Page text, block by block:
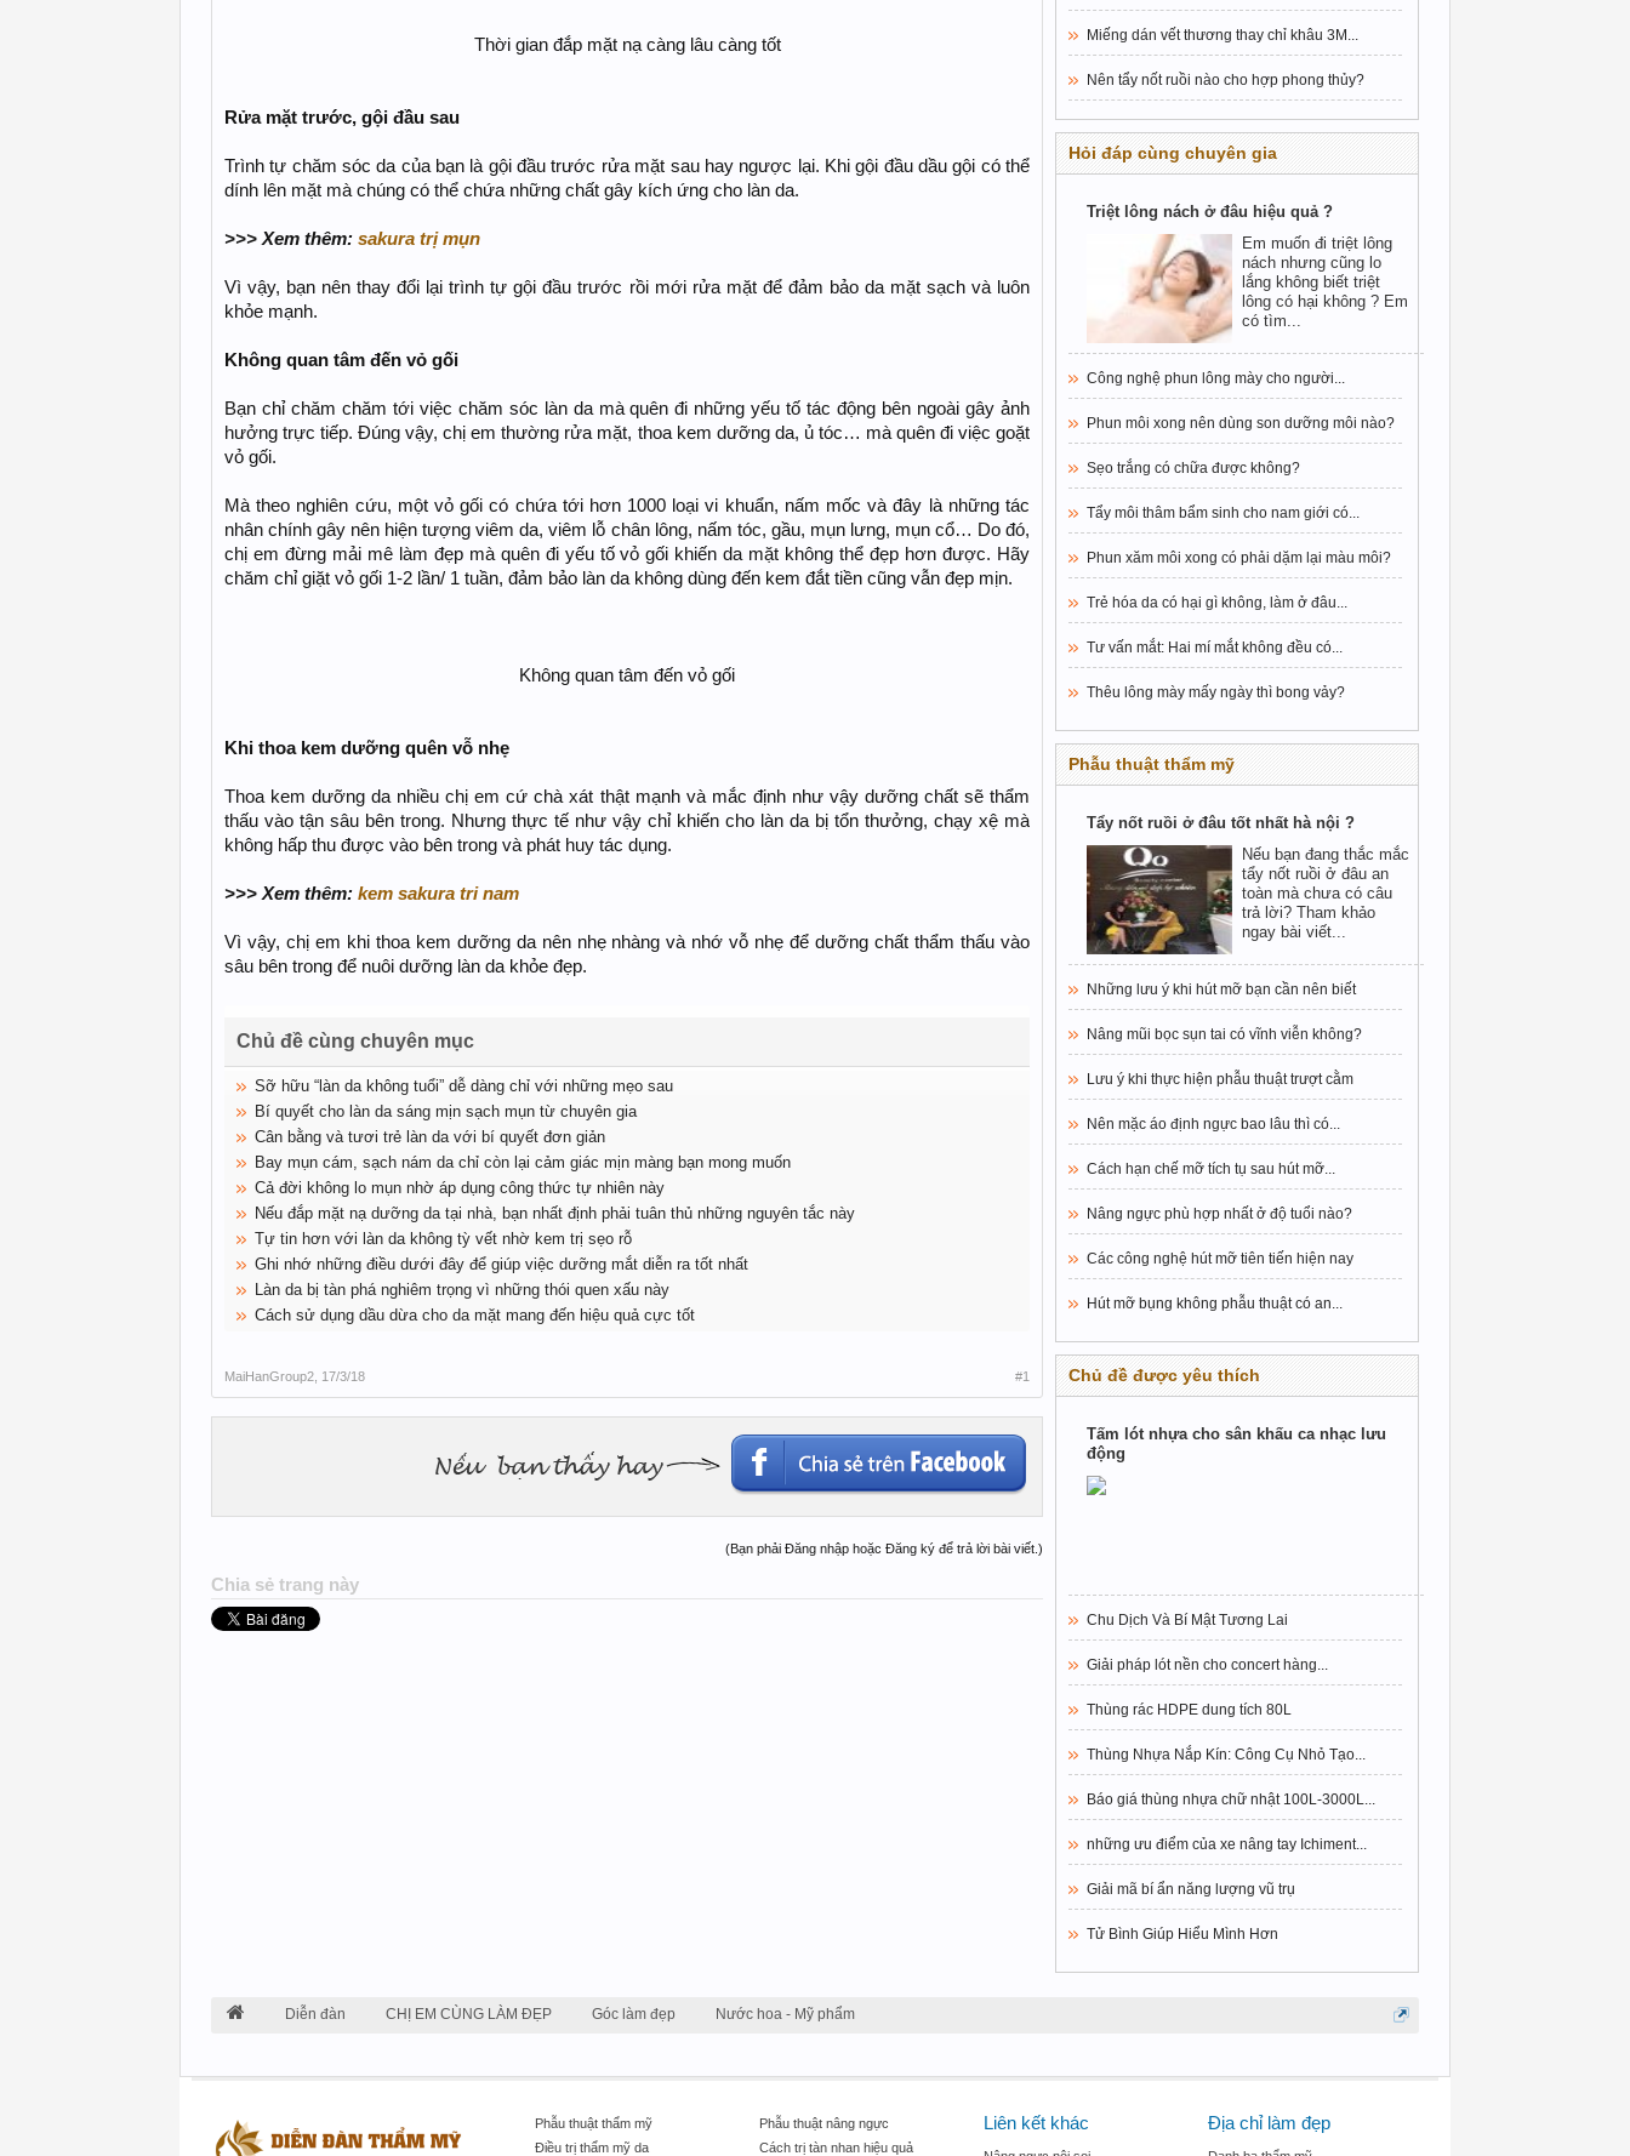
Thời gian đắp mặt nạ càng lâu càng tốt​
Rửa mặt trước, gội đầu sau
Trình tự chăm sóc da của bạn là gội đầu trước rửa mặt sau hay ngược lại. Khi gội đầu dầu gội có thể
dính lên mặt mà chúng có thể chứa những chất gây kích ứng cho làn da.
>>> Xem thêm: sakura trị mụn
Vì vậy, bạn nên thay đổi lại trình tự gội đầu trước rồi mới rửa mặt để đảm bảo da mặt sạch và luôn
khỏe mạnh.
Không quan tâm đến vỏ gối
Bạn chỉ chăm chăm tới việc chăm sóc làn da mà quên đi những yếu tố tác động bên ngoài gây ảnh
hưởng trực tiếp. Đúng vậy, chị em thường rửa mặt, thoa kem dưỡng da, ủ tóc… mà quên đi việc goặt
vỏ gối.
Mà theo nghiên cứu, một vỏ gối có chứa tới hơn 1000 loại vi khuẩn, nấm mốc và đây là những tác
nhân chính gây nên hiện tượng viêm da, viêm lỗ chân lông, nấm tóc, gầu, mụn lưng, mụn cổ… Do đó,
chị em đừng mải mê làm đẹp mà quên đi yếu tố vỏ gối khiến da mặt không thể đẹp hơn được. Hãy
chăm chỉ giặt vỏ gối 1-2 lần/ 1 tuần, đảm bảo làn da không dùng đến kem đắt tiền cũng vẫn đẹp mịn.
Không quan tâm đến vỏ gối​
Khi thoa kem dưỡng quên vỗ nhẹ
Thoa kem dưỡng da nhiều chị em cứ chà xát thật mạnh và mắc định như vậy dưỡng chất sẽ thẩm
thấu vào tận sâu bên trong. Nhưng thực tế như vậy chỉ khiến cho làn da bị tổn thưởng, chạy xệ mà
không hấp thu được vào bên trong và phát huy tác dụng.
>>> Xem thêm: kem sakura tri nam
Vì vậy, chị em khi thoa kem dưỡng da nên nhẹ nhàng và nhớ vỗ nhẹ để dưỡng chất thẩm thấu vào
sâu bên trong để nuôi dưỡng làn da khỏe đẹp.
Chủ đề cùng chuyên mục
Sỡ hữu “làn da không tuổi” dễ dàng chỉ với những mẹo sau
Bí quyết cho làn da sáng mịn sạch mụn từ chuyên gia
Cân bằng và tươi trẻ làn da với bí quyết đơn giản
Bay mụn cám, sạch nám da chỉ còn lại cảm giác mịn màng bạn mong muốn
Cả đời không lo mụn nhờ áp dụng công thức tự nhiên này
Nếu đắp mặt nạ dưỡng da tại nhà, bạn nhất định phải tuân thủ những nguyên tắc này
Tự tin hơn với làn da không tỳ vết nhờ kem trị sẹo rỗ
Ghi nhớ những điều dưới đây để giúp việc dưỡng mắt diễn ra tốt nhất
Làn da bị tàn phá nghiêm trọng vì những thói quen xấu này
Cách sử dụng dầu dừa cho da mặt mang đến hiệu quả cực tốt
MaiHanGroup2 17/3/18 #1
(Bạn phải Đăng nhập hoặc Đăng ký để trả lời bài viết.)
Chia sẻ trang này
Miếng dán vết thương thay chỉ khâu 3M...
Nên tẩy nốt ruồi nào cho hợp phong thủy?
Hỏi đáp cùng chuyên gia
Triệt lông nách ở đâu hiệu quả ?
Em muốn đi triệt lông
nách nhưng cũng lo
lắng không biết triệt
lông có hại không ? Em
có tìm...
Công nghệ phun lông mày cho người...
Phun môi xong nên dùng son dưỡng môi nào?
Sẹo trắng có chữa được không?
Tẩy môi thâm bẩm sinh cho nam giới có...
Phun xăm môi xong có phải dặm lại màu môi?
Trẻ hóa da có hại gì không, làm ở đâu...
Tư vấn mắt: Hai mí mắt không đều có...
Thêu lông mày mấy ngày thì bong vảy?
Phẫu thuật thẩm mỹ
Tẩy nốt ruồi ở đâu tốt nhất hà nội ?
Nếu bạn đang thắc mắc
tẩy nốt ruồi ở đâu an
toàn mà chưa có câu
trả lời? Tham khảo
ngay bài viết...
Những lưu ý khi hút mỡ bạn cần nên biết
Nâng mũi bọc sụn tai có vĩnh viễn không?
Lưu ý khi thực hiện phẫu thuật trượt cằm
Nên mặc áo định ngực bao lâu thì có...
Cách hạn chế mỡ tích tụ sau hút mỡ...
Nâng ngực phù hợp nhất ở độ tuổi nào?
Các công nghệ hút mỡ tiên tiến hiện nay
Hút mỡ bụng không phẫu thuật có an...
Chủ đề được yêu thích
Tấm lót nhựa cho sân khấu ca nhạc lưu
động
Chu Dịch Và Bí Mật Tương Lai
Giải pháp lót nền cho concert hàng...
Thùng rác HDPE dung tích 80L
Thùng Nhựa Nắp Kín: Công Cụ Nhỏ Tạo...
Báo giá thùng nhựa chữ nhật 100L-3000L...
những ưu điểm của xe nâng tay Ichiment...
Giải mã bí ẩn năng lượng vũ trụ
Tử Bình Giúp Hiểu Mình Hơn
Diễn đàn CHỊ EM CÙNG LÀM ĐẸP Góc làm đẹp Nước hoa - Mỹ phẩm
Phẫu thuật thẩm mỹ
Điều trị thẩm mỹ da
Phẫu thuật nâng ngực
Cách trị tàn nhan hiệu quả
Liên kết khác Địa chỉ làm đẹp